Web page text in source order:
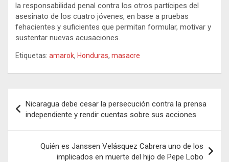
la responsabilidad penal contra los otros partícipes del
asesinato de los cuatro jóvenes, en base a pruebas
fehacientes y suficientes que permitan formular, motivar y
sustentar nuevas acusaciones.
Etiquetas: amarok, Honduras, masacre
de
entradas
Nicaragua debe cesar la persecución contra la prensa
independiente y rendir cuentas sobre sus acciones
Quién es Janssen Velásquez Cabrera uno de los
implicados en muerte del hijo de Pepe Lobo